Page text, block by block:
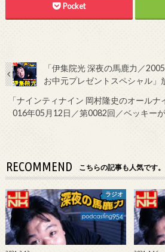
Pocket
「伊集院光 深夜の馬鹿力／
お中元プレゼントスペシャル」
「ナインティナイン 岡村隆史のオール
016年05月12日／第0082回／ベッキーが
RECOMMEND こちらの記事も人気です。
ラジオ